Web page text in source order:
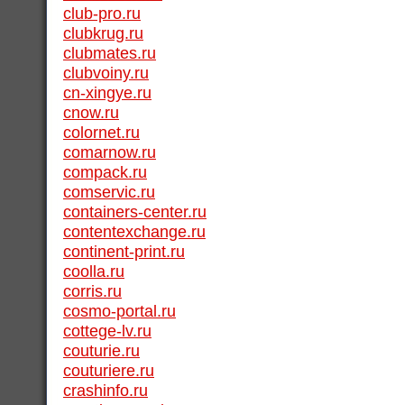
club-pro.ru
clubkrug.ru
clubmates.ru
clubvoiny.ru
cn-xingye.ru
cnow.ru
colornet.ru
comarnow.ru
compack.ru
comservic.ru
containers-center.ru
contentexchange.ru
continent-print.ru
coolla.ru
corris.ru
cosmo-portal.ru
cottege-lv.ru
couturie.ru
couturiere.ru
crashinfo.ru